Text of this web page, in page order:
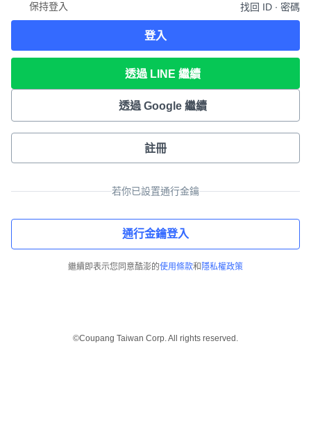
保持登入 找回 ID ∙ 密碼
登入
透過 LINE 繼續
透過 Google 繼續
註冊
若你已設置通行金鑰
通行金鑰登入
繼續即表示您同意酷澎的使用條款和 隱私權政策
©Coupang Taiwan Corp. All rights reserved.